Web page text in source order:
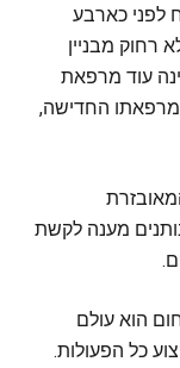
לפני כארבע
מבניין
עוד מרפאת
מרפאתו החדישה,
מענה לקשת
הוא עולם
כל הפעולות.